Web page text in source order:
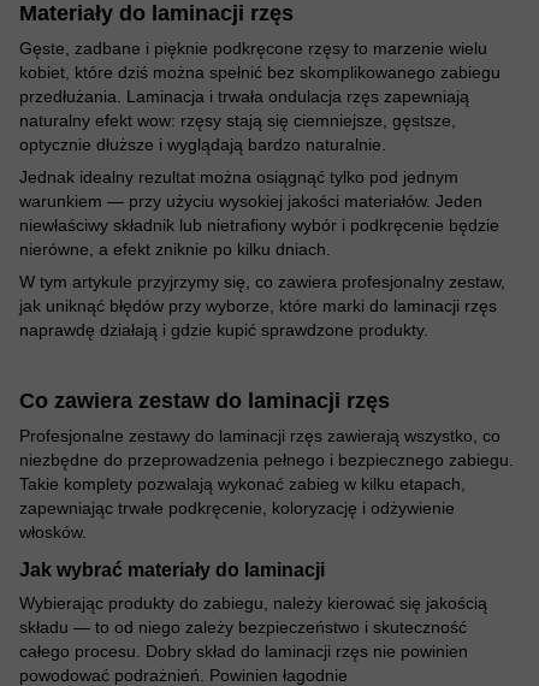
Materiały do laminacji rzęs
Gęste, zadbane i pięknie podkręcone rzęsy to marzenie wielu
kobiet, które dziś można spełnić bez skomplikowanego zabiegu
przedłużania. Laminacja i trwała ondulacja rzęs zapewniają
naturalny efekt wow: rzęsy stają się ciemniejsze, gęstsze,
optycznie dłuższe i wyglądają bardzo naturalnie.
Jednak idealny rezultat można osiągnąć tylko pod jednym
warunkiem — przy użyciu wysokiej jakości materiałów. Jeden
niewłaściwy składnik lub nietrafiony wybór i podkręcenie będzie
nierówne, a efekt zniknie po kilku dniach.
W tym artykule przyjrzymy się, co zawiera profesjonalny zestaw,
jak uniknąć błędów przy wyborze, które marki do laminacji rzęs
naprawdę działają i gdzie kupić sprawdzone produkty.
Co zawiera zestaw do laminacji rzęs
Profesjonalne zestawy do laminacji rzęs zawierają wszystko, co
niezbędne do przeprowadzenia pełnego i bezpiecznego zabiegu.
Takie komplety pozwalają wykonać zabieg w kilku etapach,
zapewniając trwałe podkręcenie, koloryzację i odżywienie
włosków.
Jak wybrać materiały do laminacji
Wybierając produkty do zabiegu, należy kierować się jakością
składu — to od niego zależy bezpieczeństwo i skuteczność
całego procesu. Dobry skład do laminacji rzęs nie powinien
powodować podrażnień. Powinien łagodnie